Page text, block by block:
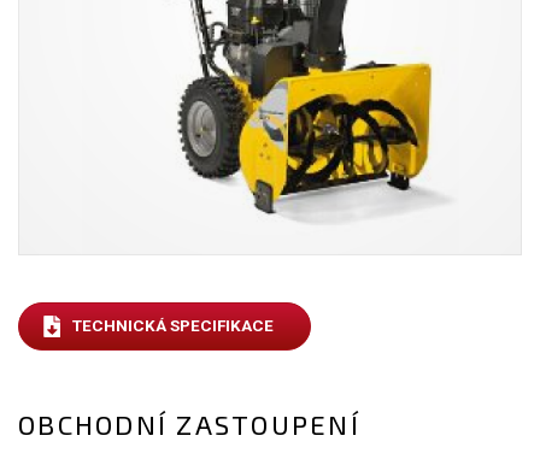
TECHNICKÁ SPECIFIKACE
OBCHODNÍ ZASTOUPENÍ